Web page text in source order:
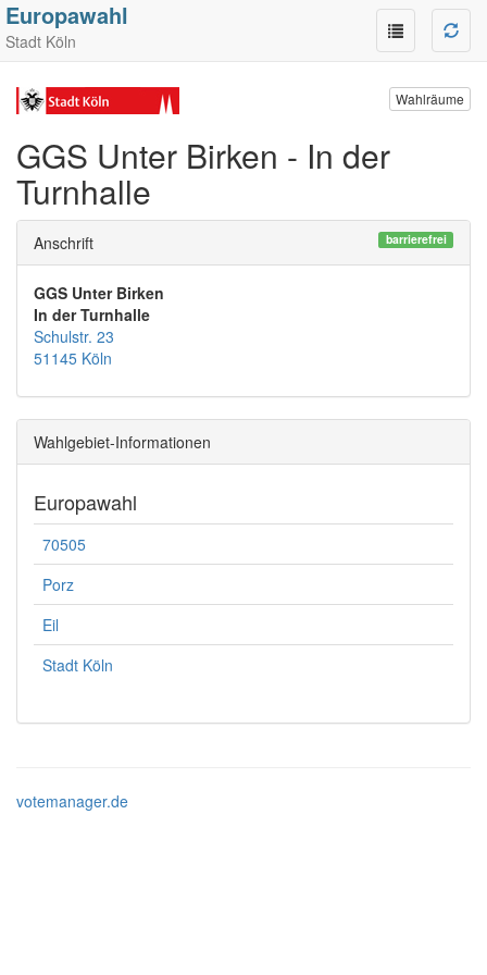
Europawahl
Stadt Köln
Wahlräume
GGS Unter Birken - In der
Turnhalle
Anschrift barrierefrei
GGS Unter Birken
In der Turnhalle
Schulstr. 23
51145 Köln
Wahlgebiet-Informationen
Europawahl
70505
Porz
Eil
Stadt Köln
votemanager.de